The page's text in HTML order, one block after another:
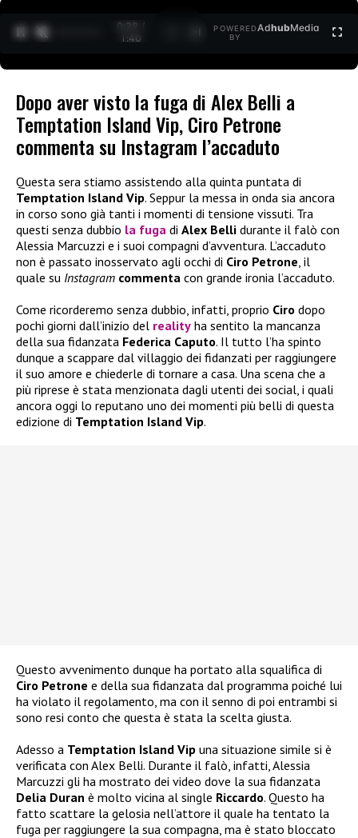
0:31 /
1:40
POWERED
BY
AdhubMedia
Dopo aver visto la fuga di Alex Belli a
Temptation Island Vip, Ciro Petrone
commenta su Instagram l’accaduto
Questa sera stiamo assistendo alla quinta puntata di
Temptation Island Vip. Seppur la messa in onda sia ancora
in corso sono già tanti i momenti di tensione vissuti. Tra
questi senza dubbio la fuga di Alex Belli durante il falò con
Alessia Marcuzzi e i suoi compagni d’avventura. L’accaduto
non è passato inosservato agli occhi di Ciro Petrone, il
quale su Instagram commenta con grande ironia l’accaduto.
Come ricorderemo senza dubbio, infatti, proprio Ciro dopo
pochi giorni dall’inizio del reality ha sentito la mancanza
della sua fidanzata Federica Caputo. Il tutto l’ha spinto
dunque a scappare dal villaggio dei fidanzati per raggiungere
il suo amore e chiederle di tornare a casa. Una scena che a
più riprese è stata menzionata dagli utenti dei social, i quali
ancora oggi lo reputano uno dei momenti più belli di questa
edizione di Temptation Island Vip.
Questo avvenimento dunque ha portato alla squalifica di
Ciro Petrone e della sua fidanzata dal programma poiché lui
ha violato il regolamento, ma con il senno di poi entrambi si
sono resi conto che questa è stata la scelta giusta.
Adesso a Temptation Island Vip una situazione simile si è
verificata con Alex Belli. Durante il falò, infatti, Alessia
Marcuzzi gli ha mostrato dei video dove la sua fidanzata
Delia Duran è molto vicina al single Riccardo. Questo ha
fatto scattare la gelosia nell’attore il quale ha tentato la
fuga per raggiungere la sua compagna, ma è stato bloccato